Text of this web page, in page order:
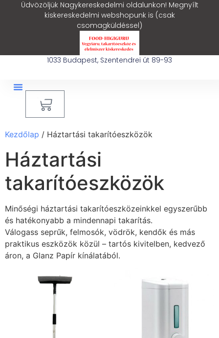
Üdvözöljük Nagykereskedelmi oldalunkon! Megnyílt
kiskereskedelmi webshopunk is (csak
csomagküldéssel)
1033 Budapest, Szentendrei út 89-93
Kezdőlap / Háztartási takarítóeszközök
Háztartási
takarítóeszközök
Minőségi háztartási takarítóeszközeinkkel egyszerűbb
és hatékonyabb a mindennapi takarítás.
Válogass seprűk, felmosók, vödrök, kendők és más
praktikus eszközök közül – tartós kivitelben, kedvező
áron, a Glanz Papír kínálatából.